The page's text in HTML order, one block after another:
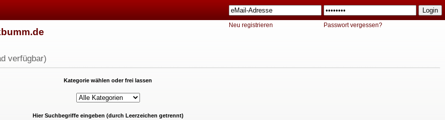
Neu registrieren Passwort vergessen?
verfügbar)
Kategorie wählen oder frei lassen
Hier Suchbegriffe eingeben (durch Leerzeichen getrennt)